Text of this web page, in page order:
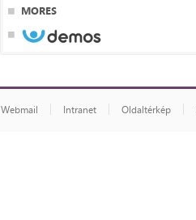
MORES
Webmail Intranet Oldaltérkép